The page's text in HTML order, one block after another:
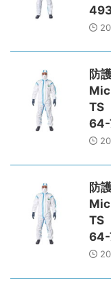
防
TS
64-
防
TS
64-